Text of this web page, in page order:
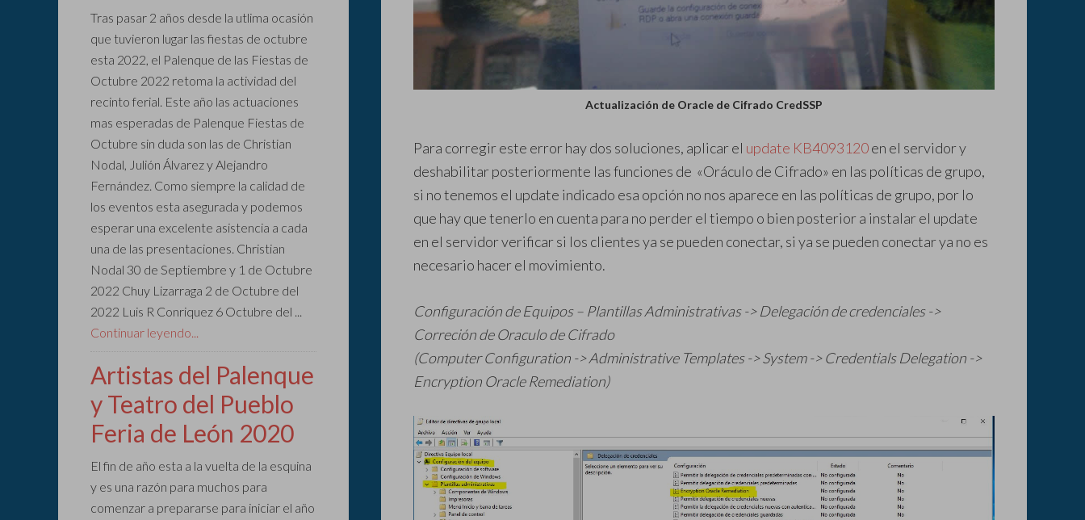
Actualización de Oracle de Cifrado CredSSP
Para corregir este error hay dos soluciones, aplicar el update KB4093120en el servidor y
deshabilitar posteriormente las funciones de «Oráculo de Cifrado» en las políticas de grupo,
si no tenemos el update indicado esa opción no nos aparece en las políticas de grupo, por lo
que hay que tenerlo en cuenta para no perder el tiempo o bien posterior a instalar el update
en el servidor verificar si los clientes ya se pueden conectar, si ya se pueden conectar ya no es
necesario hacer el movimiento.
Configuración de Equipos – Plantillas Administrativas -> Delegación de credenciales ->
Correción de Oraculo de Cifrado
(Computer Configuration -> Administrative Templates -> System -> Credentials Delegation ->
Encryption Oracle Remediation)
Tras pasar 2 años desde la utlima ocasión
que tuvieron lugar las fiestas de octubre
esta 2022, el Palenque de las Fiestas de
Octubre 2022 retoma la actividad del
recinto ferial. Este año las actuaciones
mas esperadas de Palenque Fiestas de
Octubre sin duda son las de Christian
Nodal, Julión Álvarez y Alejandro
Fernández. Como siempre la calidad de
los eventos esta asegurada y podemos
esperar una excelente asistencia a cada
una de las presentaciones. Christian
Nodal 30 de Septiembre y 1 de Octubre
2022 Chuy Lizarraga 2 de Octubre del
2022 Luis R Conriquez 6 Octubre del ...
Continuar leyendo...
Artistas del Palenque
y Teatro del Pueblo
Feria de León 2020
El fin de año esta a la vuelta de la esquina
y es una razón para muchos para
comenzar a prepararse para iniciar el año